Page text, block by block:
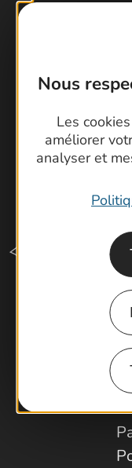
Nous
Les
améliorer
analyser et